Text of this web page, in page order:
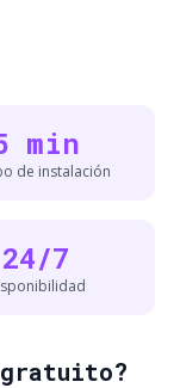
min
de instalación
24/7